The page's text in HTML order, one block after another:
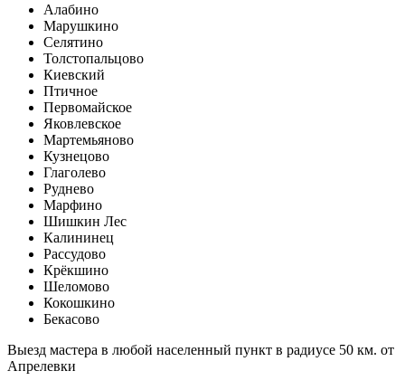
Алабино
Марушкино
Селятино
Толстопальцово
Киевский
Птичное
Первомайское
Яковлевское
Мартемьяново
Кузнецово
Глаголево
Руднево
Марфино
Шишкин Лес
Калининец
Рассудово
Крёкшино
Шеломово
Кокошкино
Бекасово
Выезд мастера в любой населенный пункт в радиусе 50 км. от
Апрелевки